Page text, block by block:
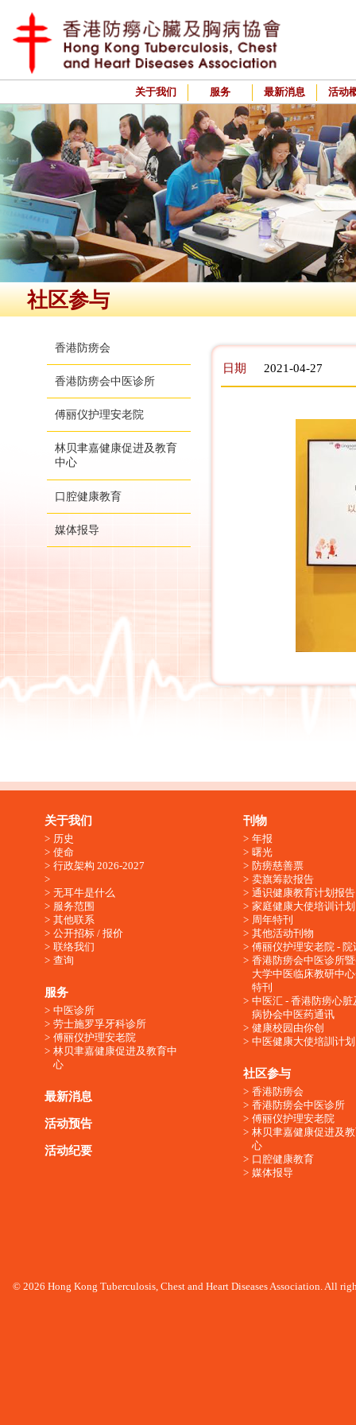
关于我们 服务 最新消息 活动
社区参与
香港防痨会
香港防痨会中医诊所
傅丽仪护理安老院
林贝聿嘉健康促进及教育
中心
口腔健康教育
媒体报导
日期 2021-04-27
关于我们
历史
使命
行政架构 2026-2027
无耳牛是什么
服务范围
其他联系
公开招标 / 报价
联络我们
查询
服务
中医诊所
劳士施罗孚牙科诊所
傅丽仪护理安老院
林贝聿嘉健康促进及教育中
心
最新消息
活动预告
活动纪要
刊物
年报
曙光
防痨慈善票
卖旗筹款报告
通识健康教育计划报告
家庭健康大使培训计划
周年特刊
其他活动刊物
傅丽仪护理安老院 - 院
香港防痨会中医诊所
大学中医临床教研中
特刊
中医汇 - 香港防痨心脏
病协会中医药通讯
健康校园由你创
中医健康大使培訓计划
社区参与
香港防痨会
香港防痨会中医诊所
傅丽仪护理安老院
林贝聿嘉健康促进及
心
口腔健康教育
媒体报导
© 2026 Hong Kong Tuberculosis, Chest and Heart Diseases Association. All